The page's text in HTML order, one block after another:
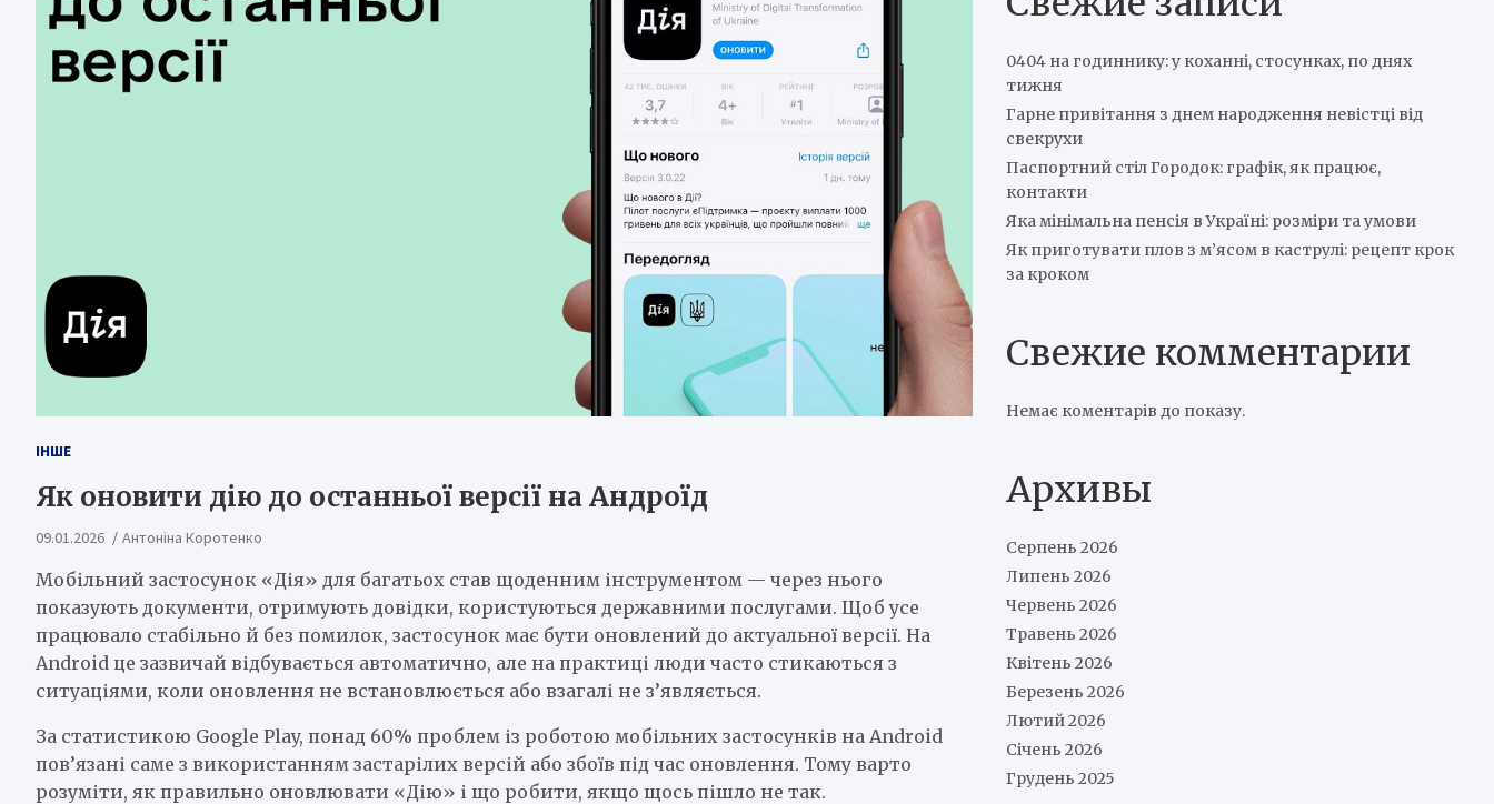
ІНШЕ
Як оновити дію до останньої версії на Андроїд
09.01.2026 Антоніна Коротенко
Мобільний застосунок «Дія» для багатьох став щоденним інструментом — через нього
показують документи, отримують довідки, користуються державними послугами. Щоб усе
працювало стабільно й без помилок, застосунок має бути оновлений до актуальної версії. На
Android це зазвичай відбувається автоматично, але на практиці люди часто стикаються з
ситуаціями, коли оновлення не встановлюється або взагалі не з’являється.
За статистикою Google Play, понад 60% проблем із роботою мобільних застосунків на Android
пов’язані саме з використанням застарілих версій або збоїв під час оновлення. Тому варто
розуміти, як правильно оновлювати «Дію» і що робити, якщо щось пішло не так.
0404 на годиннику: у коханні, стосунках, по днях
тижня
Гарне привітання з днем народження невістці від
свекрухи
Паспортний стіл Городок: графік, як працює,
контакти
Яка мінімальна пенсія в Україні: розміри та умови
Як приготувати плов з м’ясом в каструлі: рецепт крок
за кроком
Свежие комментарии
Немає коментарів до показу.
Архивы
Серпень 2026
Липень 2026
Червень 2026
Травень 2026
Квітень 2026
Березень 2026
Лютий 2026
Січень 2026
Грудень 2025